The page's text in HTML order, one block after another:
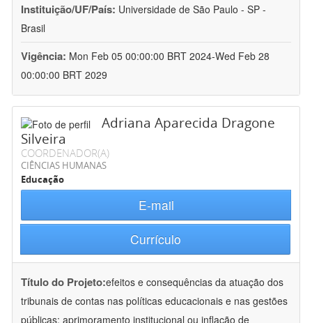
Instituição/UF/País: Universidade de São Paulo - SP -
Brasil
Vigência: Mon Feb 05 00:00:00 BRT 2024-Wed Feb 28
00:00:00 BRT 2029
Adriana Aparecida Dragone
Silveira
COORDENADOR(A)
CIÊNCIAS HUMANAS
Educação
E-mail
Currículo
Título do Projeto:efeitos e consequências da atuação dos
tribunais de contas nas políticas educacionais e nas gestões
públicas: aprimoramento institucional ou inflação de